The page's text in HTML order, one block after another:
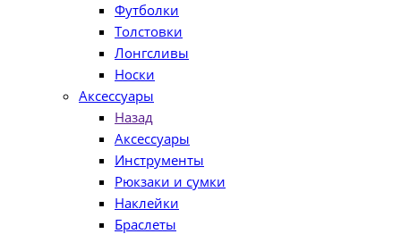
Футболки
Толстовки
Лонгсливы
Носки
Аксессуары
Назад
Аксессуары
Инструменты
Рюкзаки и сумки
Наклейки
Браслеты